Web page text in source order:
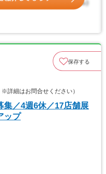
保存する
細はお問合せください）
／4週6休／17店舗展
ップ